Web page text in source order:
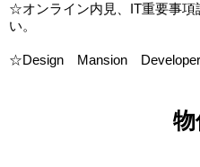
☆オンライン内見、IT重要事項
い。
☆Design Mansion Developer